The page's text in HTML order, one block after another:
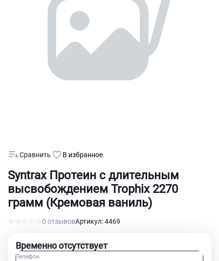
Syntrax Протеин с длительным
высвобождением Trophix 2270
грамм (Кремовая ваниль)
0 отзывовАртикул: 4469
Сравнить В избранное
Временно отсутствует
Телефон